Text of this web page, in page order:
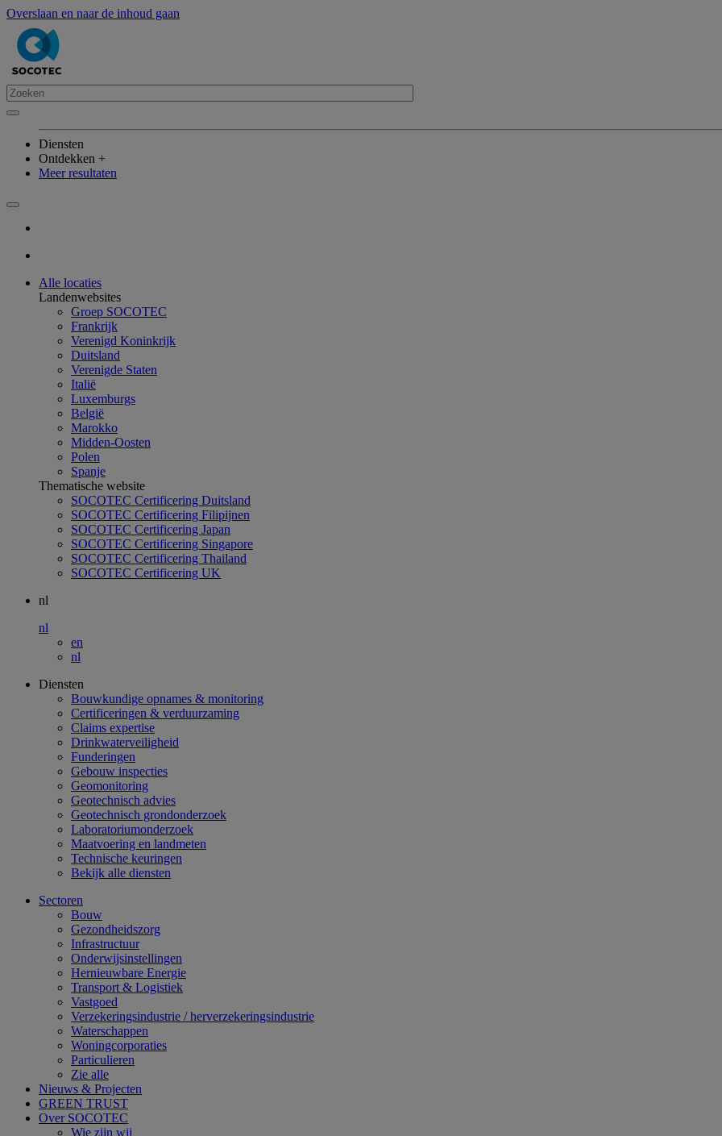
Overslaan en naar de inhoud gaan
Diensten
Ontdekken +
Meer resultaten
Alle locaties
Landenwebsites
Groep SOCOTEC
Frankrijk
Verenigd Koninkrijk
Duitsland
Verenigde Staten
Italië
Luxemburgs
België
Marokko
Midden-Oosten
Polen
Spanje
Thematische website
SOCOTEC Certificering Duitsland
SOCOTEC Certificering Filipijnen
SOCOTEC Certificering Japan
SOCOTEC Certificering Singapore
SOCOTEC Certificering Thailand
SOCOTEC Certificering UK
nl
nl
en
nl
Diensten
Bouwkundige opnames & monitoring
Certificeringen & verduurzaming
Claims expertise
Drinkwaterveiligheid
Funderingen
Gebouw inspecties
Geomonitoring
Geotechnisch advies
Geotechnisch grondonderzoek
Laboratoriumonderzoek
Maatvoering en landmeten
Technische keuringen
Bekijk alle diensten
Sectoren
Bouw
Gezondheidszorg
Infrastructuur
Onderwijsinstellingen
Hernieuwbare Energie
Transport & Logistiek
Vastgoed
Verzekeringsindustrie / herverzekeringsindustrie
Waterschappen
Woningcorporaties
Particulieren
Zie alle
Nieuws & Projecten
GREEN TRUST
Over SOCOTEC
Wie zijn wij